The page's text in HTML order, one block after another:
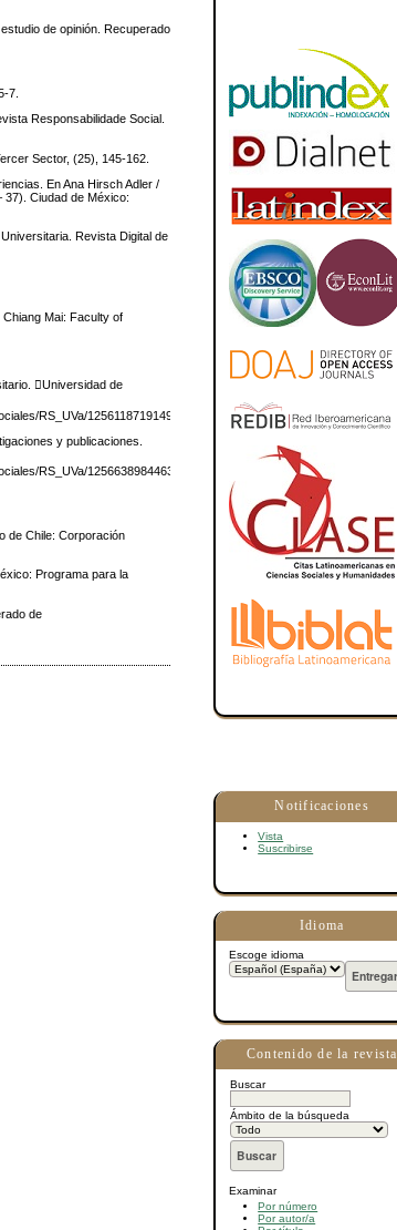
Notificaciones
Vista
Suscribirse
Idioma
Escoge idioma
Contenido de la revista
Buscar
Ámbito de la búsqueda
Examinar
Por número
Por autor/a
de opinión. Recuperado
7.
Responsabilidade Social.
Sector, (25), 145-162.
En Ana Hirsch Adler /
Ciudad de México:
Revista Digital de
Mai: Faculty of
Universidad de
RS_UVa/1256118719149_rs_actitudesalumnadouva.pdf
y publicaciones.
RS_UVa/1256638984463_rs_inventario221009.pdf
de Chile: Corporación
Programa para la
de